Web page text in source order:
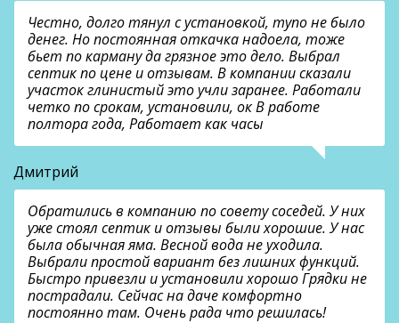
Честно, долго тянул с установкой, тупо не было
денег. Но постоянная откачка надоела, тоже
бьет по карману да грязное это дело. Выбрал
септик по цене и отзывам. В компании сказали
участок глинистый это учли заранее. Работали
четко по срокам, установили, ок В работе
полтора года, Работает как часы
Дмитрий
Обратились в компанию по совету соседей. У них
уже стоял септик и отзывы были хорошие. У нас
была обычная яма. Весной вода не уходила.
Выбрали простой вариант без лишних функций.
Быстро привезли и установили хорошо Грядки не
пострадали. Сейчас на даче комфортно
постоянно там. Очень рада что решилась!